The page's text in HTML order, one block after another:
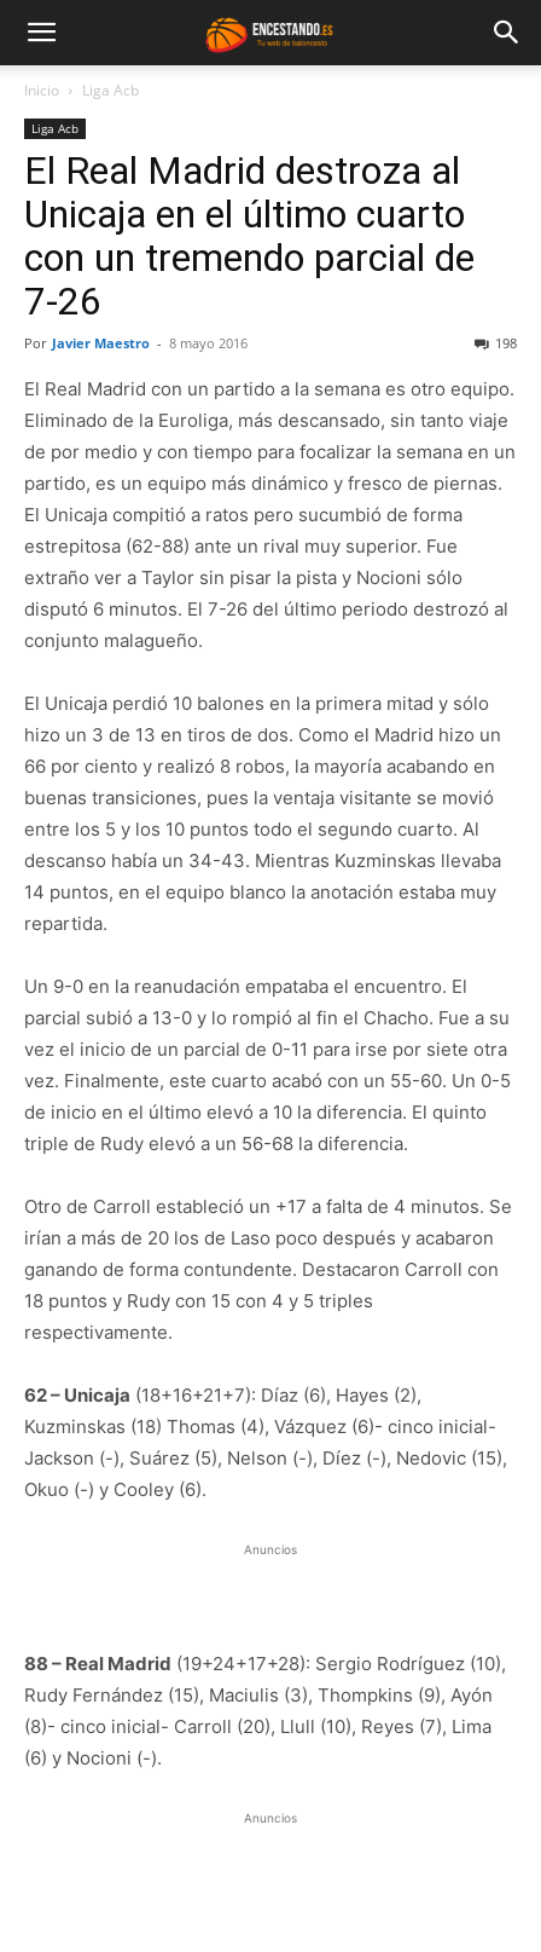
Inicio Liga Acb
Liga Acb
El Real Madrid destroza al
Unicaja en el último cuarto
con un tremendo parcial de
7-26
Por Javier Maestro - 8 mayo 2016 198
El Real Madrid con un partido a la semana es otro equipo.
Eliminado de la Euroliga, más descansado, sin tanto viaje
de por medio y con tiempo para focalizar la semana en un
partido, es un equipo más dinámico y fresco de piernas.
El Unicaja compitió a ratos pero sucumbió de forma
estrepitosa (62-88) ante un rival muy superior. Fue
extraño ver a Taylor sin pisar la pista y Nocioni sólo
disputó 6 minutos. El 7-26 del último periodo destrozó al
conjunto malagueño.
El Unicaja perdió 10 balones en la primera mitad y sólo
hizo un 3 de 13 en tiros de dos. Como el Madrid hizo un
66 por ciento y realizó 8 robos, la mayoría acabando en
buenas transiciones, pues la ventaja visitante se movió
entre los 5 y los 10 puntos todo el segundo cuarto. Al
descanso había un 34-43. Mientras Kuzminskas llevaba
14 puntos, en el equipo blanco la anotación estaba muy
repartida.
Un 9-0 en la reanudación empataba el encuentro. El
parcial subió a 13-0 y lo rompió al fin el Chacho. Fue a su
vez el inicio de un parcial de 0-11 para irse por siete otra
vez. Finalmente, este cuarto acabó con un 55-60. Un 0-5
de inicio en el último elevó a 10 la diferencia. El quinto
triple de Rudy elevó a un 56-68 la diferencia.
Otro de Carroll estableció un +17 a falta de 4 minutos. Se
irían a más de 20 los de Laso poco después y acabaron
ganando de forma contundente. Destacaron Carroll con
18 puntos y Rudy con 15 con 4 y 5 triples
respectivamente.
62 – Unicaja (18+16+21+7): Díaz (6), Hayes (2),
Kuzminskas (18) Thomas (4), Vázquez (6)- cinco inicial-
Jackson (-), Suárez (5), Nelson (-), Díez (-), Nedovic (15),
Okuo (-) y Cooley (6).
Anuncios
88 – Real Madrid (19+24+17+28): Sergio Rodríguez (10),
Rudy Fernández (15), Maciulis (3), Thompkins (9), Ayón
(8)- cinco inicial- Carroll (20), Llull (10), Reyes (7), Lima
(6) y Nocioni (-).
Anuncios